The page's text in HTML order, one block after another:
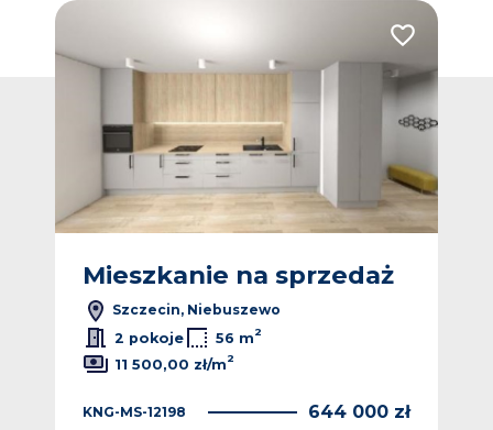
Dodaj do
Mieszkanie na sprzedaż
Szczecin, Niebuszewo
2 pokoje
56 m2
11 500,00 zł/m2
KNG-MS-12198 644 000 zł